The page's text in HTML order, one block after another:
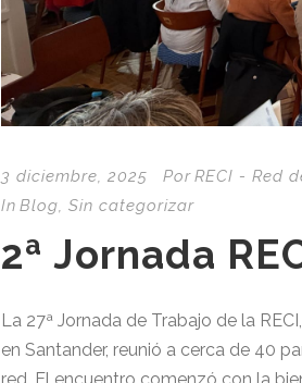
3 diciembre, 2025 PorRECI - Red
In Blog, Sin categorizar
2ª Jornada
La 27ª Jornada de Trabajo de la
en Santander, reunió a cerca de 40